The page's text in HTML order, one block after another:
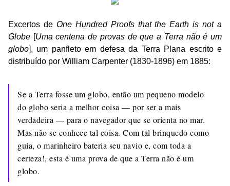
Excertos de One Hundred Proofs that the Earth is not a
Globe [Uma centena de provas de que a Terra não é um
globo], um panfleto em defesa da Terra Plana escrito e
distribuído por William Carpenter (1830-1896) em 1885:
Se a Terra fosse um globo, então um pequeno modelo
do globo seria a melhor coisa — por ser a mais
verdadeira — para o navegador que se orienta no mar.
Mas não se conhece tal coisa. Com tal brinquedo como
guia, o marinheiro bateria seu navio e, com toda a
certeza!, esta é uma prova de que a Terra não é um
globo.